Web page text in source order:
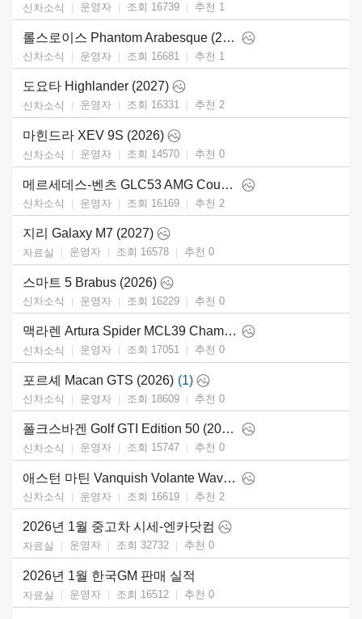
신차소식 운영자 조회 16739 추천 1
롤스로이스 Phantom Arabesque (2026)
신차소식 운영자 조회 16681 추천 1
도요타 Highlander (2027)
신차소식 운영자 조회 16331 추천 2
마힌드라 XEV 9S (2026)
신차소식 운영자 조회 14570 추천 0
메르세데스-벤츠 GLC53 AMG Coupe (2027)
신차소식 운영자 조회 16169 추천 2
지리 Galaxy M7 (2027)
자료실 운영자 조회 16578 추천 0
스마트 5 Brabus (2026)
신차소식 운영자 조회 16229 추천 0
맥라렌 Artura Spider MCL39 Championship Edition (2026)
신차소식 운영자 조회 17051 추천 0
포르셰 Macan GTS (2026) (1)
신차소식 운영자 조회 18609 추천 0
폴크스바겐 Golf GTI Edition 50 (2026)
신차소식 운영자 조회 15747 추천 0
애스턴 마틴 Vanquish Volante Wave Edition (2026)
신차소식 운영자 조회 16619 추천 2
2026년 1월 중고차 시세-엔카닷컴
자료실 운영자 조회 32732 추천 0
2026년 1월 한국GM 판매 실적
자료실 운영자 조회 16512 추천 0